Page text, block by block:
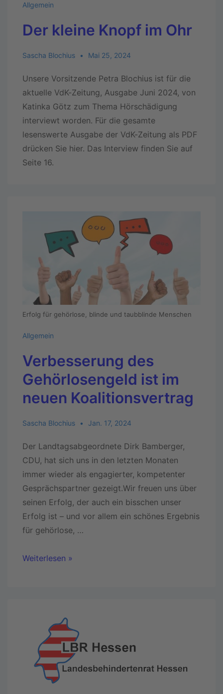
Allgemein
Der kleine Knopf im Ohr
Sascha Blochius Mai 25, 2024
Unsere Vorsitzende Petra Blochius ist für die
aktuelle VdK-Zeitung, Ausgabe Juni 2024, von
Katinka Götz zum Thema Hörschädigung
interviewt worden. Für die gesamte
lesenswerte Ausgabe der VdK-Zeitung als PDF
drücken Sie hier. Das Interview finden Sie auf
Seite 16.
Erfolg für gehörlose, blinde und taubblinde Menschen
Allgemein
Verbesserung des
Gehörlosengeld ist im
neuen Koalitionsvertrag
Sascha Blochius Jan. 17, 2024
Der Landtagsabgeordnete Dirk Bamberger,
CDU, hat sich uns in den letzten Monaten
immer wieder als engagierter, kompetenter
Gesprächspartner gezeigt.Wir freuen uns über
seinen Erfolg, der auch ein bisschen unser
Erfolg ist – und vor allem ein schönes Ergebnis
für gehörlose, …
Weiterlesen »